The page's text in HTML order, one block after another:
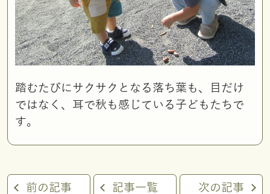
踏むたびにサクサクとなる落ち葉も、目だけ
ではなく、耳で秋も感じている子どもたちで
す。
前の記事 記事一覧 次の記事